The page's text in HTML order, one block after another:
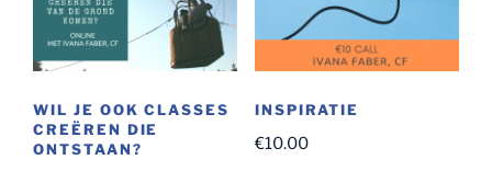
WIL JE OOK CLASSES
CREËREN DIE
ONTSTAAN?
INSPIRATIE
€10.00